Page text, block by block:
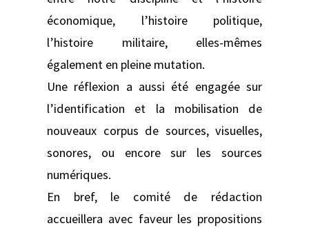
économique, l’histoire politique,
l’histoire militaire, elles-mêmes
également en pleine mutation.
Une réflexion a aussi été engagée sur
l’identification et la mobilisation de
nouveaux corpus de sources, visuelles,
sonores, ou encore sur les sources
numériques.
En bref, le comité de rédaction
accueillera avec faveur les propositions